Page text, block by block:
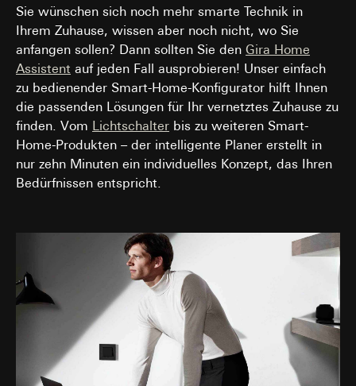
Sie wünschen sich noch mehr smarte Technik in
Ihrem Zuhause, wissen aber noch nicht, wo Sie
anfangen sollen? Dann sollten Sie den Gira Home
Assistent auf jeden Fall ausprobieren! Unser einfach
zu bedienender Smart-Home-Konfigurator hilft Ihnen
die passenden Lösungen für Ihr vernetztes Zuhause zu
finden. Vom Lichtschalter bis zu weiteren Smart-
Home-Produkten – der intelligente Planer erstellt in
nur zehn Minuten ein individuelles Konzept, das Ihren
Bedürfnissen entspricht.